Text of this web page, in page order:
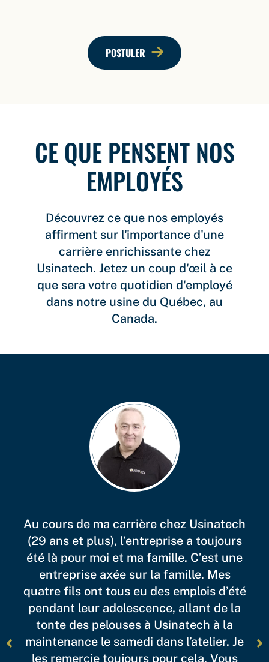
POSTULER
CE QUE PENSENT NOS
EMPLOYÉS
Découvrez ce que nos employés
affirment sur l'importance d'une
carrière enrichissante chez
Usinatech. Jetez un coup d'œil à ce
que sera votre quotidien d'employé
dans notre usine du Québec, au
Canada.
Au cours de ma carrière chez Usinatech
(29 ans et plus), l’entreprise a toujours
été là pour moi et ma famille. C’est une
entreprise axée sur la famille. Mes
quatre fils ont tous eu des emplois d’été
pendant leur adolescence, allant de la
tonte des pelouses à Usinatech à la
maintenance le samedi dans l’atelier. Je
les remercie toujours pour cela. Vous